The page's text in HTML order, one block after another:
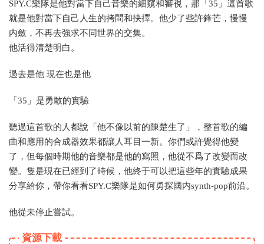
SPY.C樂隊是他對當下自己音樂的細窺和審視，那「35」這首歌
就是他對當下自己人生的拷問和抉擇。他少了些許鋒芒，慢慢
内斂，不再去強求不同世界的交集。
他活得清楚明白。
過去是他 現在也是他
「35」是勇敢的實驗
聽過這首歌的人都說「他不像以前的陳楚生了」，整首歌的編
曲和應用的合成器效果都讓人耳目一新。你們或許覺得他變
了，但每個時期他的音樂都是他的寫照，他從不爲了改變而改
變。隻是現在已經到了時候，他終于可以把這些年的實驗成果
分享給你，帶你看看SPY.C樂隊是如何勇探國内synth-pop前沿。
他從未停止嘗試。
資源下載